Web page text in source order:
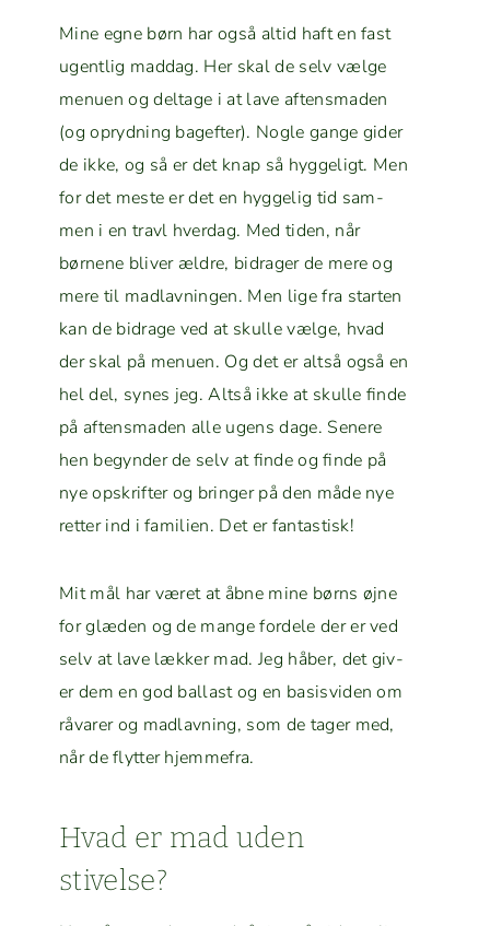
Mine egne børn har også altid haft en fast
ugentlig maddag. Her skal de selv vælge
menu­en og delt­age i at lave aftens­maden
(og opryd­ning bagefter). Nogle gange gider
de ikke, og så er det knap så hyggeligt. Men
for det meste er det en hyggelig tid sam­
men i en travl hverdag. Med tiden, når
børnene bliv­er ældre, bidrager de mere og
mere til mad­lavnin­gen. Men lige fra starten
kan de bidrage ved at skulle vælge, hvad
der skal på menu­en. Og det er alt­så også en
hel del, synes jeg. Alt­så ikke at skulle finde
på aftens­maden alle ugens dage. Senere
hen beg­y­n­der de selv at finde og finde på
nye opskrifter og bringer på den måde nye
ret­ter ind i fam­i­lien. Det er fantastisk!
Mit mål har været at åbne mine børns øjne
for glæ­den og de mange fordele der er ved
selv at lave lækker mad. Jeg håber, det giv­
er dem en god bal­last og en basisv­i­den om
råvar­er og mad­lavn­ing, som de tager med,
når de fly­t­ter hjemmefra.
Hvad er mad uden
stivelse?